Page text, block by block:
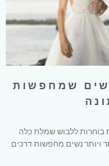
שמחפשות
בוחרות ללבוש שמלת כלה
ויותר נשים מחפשות דרכים